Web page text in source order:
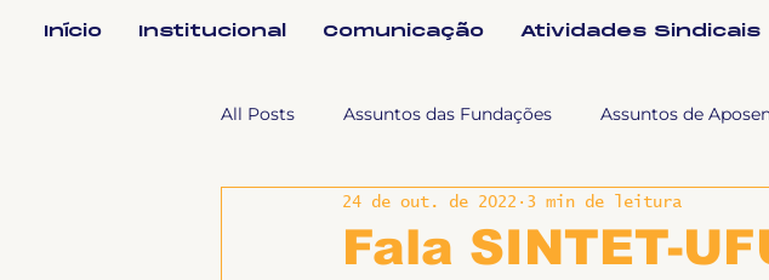
Início Institucional Comunicação Atividades Sindicais
All Posts Assuntos das Fundações Assuntos de
Assuntos Jurídicos e Relação de Tra Fala SINTET-UFU
Fala SINTET-
24 de out. de 2022 3 min de leitura